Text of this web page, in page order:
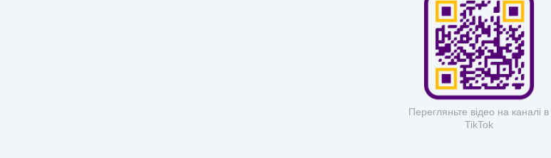
Перегляньте відео на каналі в
TikTok